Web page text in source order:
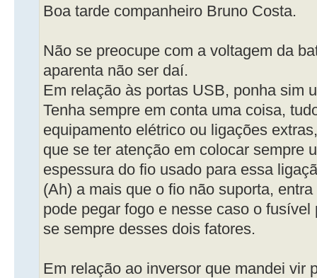
Boa tarde companheiro Bruno Costa.
Não se preocupe com a voltagem da
aparenta não ser daí.
Em relação às portas USB, ponha sim
Tenha sempre em conta uma coisa,
equipamento elétrico ou ligações
que se ter atenção em colocar sempre
espessura do fio usado para essa
(Ah) a mais que o fio não suporta,
pode pegar fogo e nesse caso o
se sempre desses dois fatores.
Em relação ao inversor que mandei vir